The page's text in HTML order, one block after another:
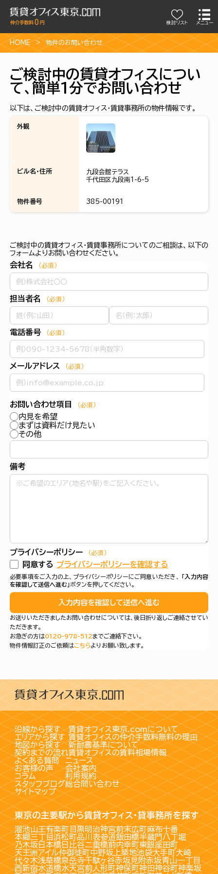
検討リスト メニュー
HOME 物件のお問い合わせ
ご検討中の賃貸オフィスについ
て、簡単1分でお問い合わせ
以下は、ご検討中の賃貸オフィス・賃貸事務所の物件情報です。
外観
ビル名・住所
九段会館テラス
千代田区九段南1-6-5
物件番号 385-00191
ご検討中の賃貸オフィス・賃貸事務所についてのご相談は、以下の
フォームよりお問い合わせください。
会社名 （必須）
担当者名 （必須）
電話番号 （必須）
メールアドレス （必須）
お問い合わせ項目 （必須）
内見を希望
まずは資料だけ見たい
その他
備考
プライバシーポリシー （必須）
同意する プライバシーポリシーを確認する
必要事項をご入力の上、プライバシーポリシーにご同意いただき、
「入力内容
を確認して送信へ進む」ボタンを押してください。
入力内容を確認して送信へ進む
お送りいただきましたお問い合わせについては、後日折り返しご連絡させてい
ただきます。
お急ぎの方は0120-978-512までご連絡下さい。
物件情報訂正のご依頼はこちらよりお願い致します。
沿線から探す
エリアから探す
地図から探す
契約までの流れ
賃貸オフィス東京.comについて
賃貸オフィスの仲介手数料無料の理由
新耐震基準について
賃貸オフィスの賃料相場情報
よくある質問
お客様の声
コラム
スタッフブログ
サイトマップ
ニュース
会社案内
利用規約
総合問い合わせ
東京の主要駅から賃貸オフィス・貸事務所を探す
溜池山王有楽町目黒明治神宮前末広町麻布十番
本郷三丁目浜松町品川 表参道飯田橋半蔵門八丁堀
乃木坂日本橋日比谷二重橋前内幸町東銀座田町
天王洲アイル仲御徒町中野坂上築地池袋大手町大崎
代々木浅草橋泉岳寺千駄ヶ谷赤坂見附赤坂青山一丁目
西新宿水道橋水天宮前人形町神保町神田神谷町神楽坂